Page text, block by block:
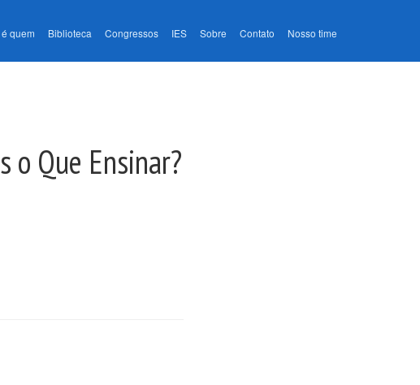
quem Biblioteca Congressos IES Sobre Contato Nosso time
o Que Ensinar?